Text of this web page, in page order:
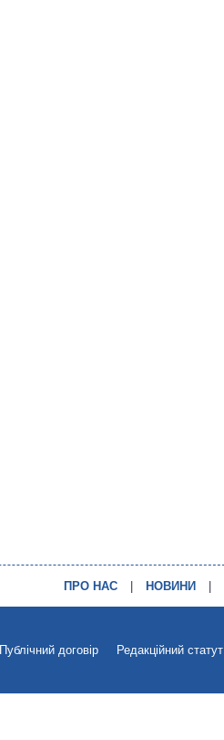
ПРО НАС НОВИНИ
Публічний договір Редакційний статут